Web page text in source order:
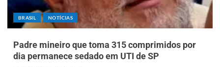
BRASIL NOTÍCIAS
Padre mineiro que toma 315 comprimidos por
dia permanece sedado em UTI de SP